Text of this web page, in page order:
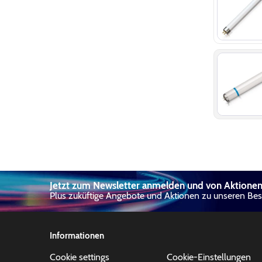
Jetzt zum Newsletter anmelden und von
Plus zuküftige Angebote und Aktionen zu unseren
Informationen
Cookie settings Cookie-Einstellungen